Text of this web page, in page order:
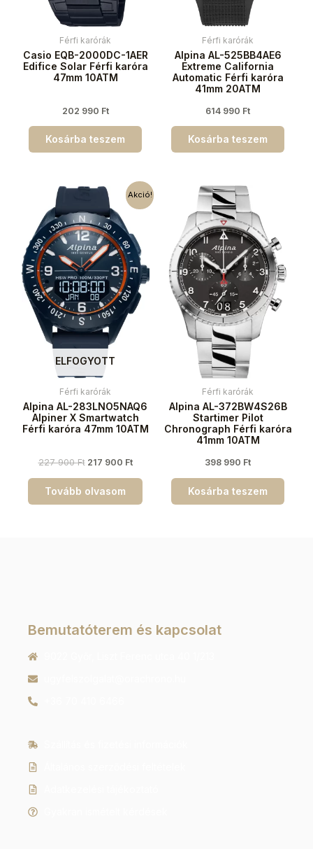
Férfi karórák
Casio EQB-2000DC-1AER
Edifice Solar Férfi karóra
47mm 10ATM
202 990 Ft
Kosárba teszem
Férfi karórák
Alpina AL-525BB4AE6
Extreme California
Automatic Férfi karóra
41mm 20ATM
614 990 Ft
Kosárba teszem
Akció!
ELFOGYOTT
Férfi karórák
Alpina AL-283LNO5NAQ6
Alpiner X Smartwatch
Férfi karóra 47mm 10ATM
227 900Ft 217 900 Ft
Tovább olvasom
Férfi karórák
Alpina AL-372BW4S26B
Startimer Pilot
Chronograph Férfi karóra
41mm 10ATM
398 990 Ft
Kosárba teszem
Bemutatóterem és kapcsolat